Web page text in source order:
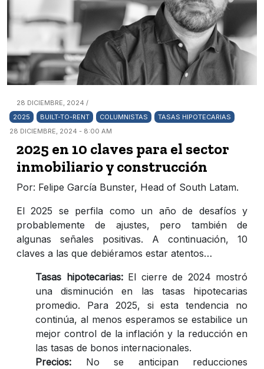
28 DICIEMBRE, 2024 /
2025
BUILT-TO-RENT COLUMNISTAS
TASAS HIPOTECARIAS
28 DICIEMBRE, 2024 - 8:00 AM
2025 en 10 claves para el sector
inmobiliario y construcción
Por: Felipe García Bunster, Head of South Latam.
El 2025 se perfila como un año de desafíos y
probablemente de ajustes, pero también de
algunas señales positivas. A continuación, 10
claves a las que debiéramos estar atentos…
Tasas hipotecarias: El cierre de 2024 mostró
una disminución en las tasas hipotecarias
promedio. Para 2025, si esta tendencia no
continúa, al menos esperamos se estabilice un
mejor control de la inflación y la reducción en
las tasas de bonos internacionales.
Precios: No se anticipan reducciones